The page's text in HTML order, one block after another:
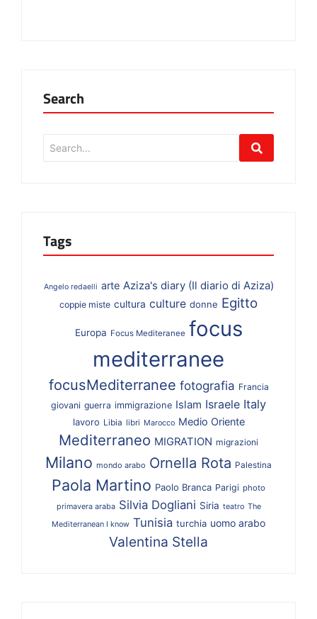
Search
Tags
Angelo redaelli arte Aziza's diary (Il diario di Aziza)
coppie miste cultura culture donne Egitto
Europa Focus Mediteranee focus
mediterranee
focusMediterranee fotografia Francia
giovani guerra immigrazione Islam Israele Italy
lavoro Libia libri Marocco Medio Oriente
Mediterraneo MIGRATION migrazioni
Milano mondo arabo Ornella Rota Palestina
Paola Martino Paolo Branca Parigi photo
primavera araba Silvia Dogliani Siria teatro The
Mediterranean I know Tunisia turchia uomo arabo
Valentina Stella